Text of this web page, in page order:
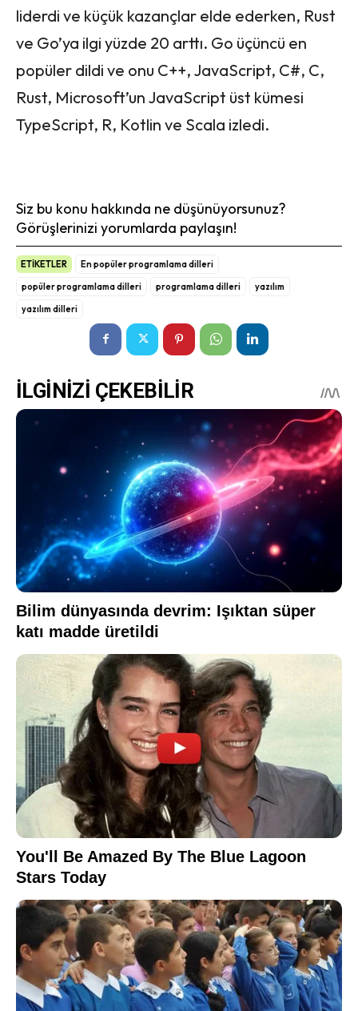
liderdi ve küçük kazançlar elde ederken, Rust
ve Go’ya ilgi yüzde 20 arttı. Go üçüncü en
popüler dildi ve onu C++, JavaScript, C#, C,
Rust, Microsoft’un JavaScript üst kümesi
TypeScript, R, Kotlin ve Scala izledi.
Siz bu konu hakkında ne düşünüyorsunuz?
Görüşlerinizi yorumlarda paylaşın!
ETİKETLER
En popüler programlama dilleri
popüler programlama dilleri
programlama dilleri
yazılım
yazılım dilleri